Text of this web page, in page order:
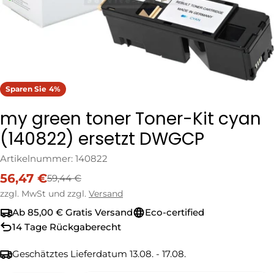
Sparen Sie 4%
my green toner Toner-Kit cyan
(140822) ersetzt DWGCP
Artikelnummer: 140822
Verkaufspreis
56,47 €
Regulärer
Preis
59,44 €
zzgl. MwSt und zzgl. Versand
Ab 85,00 € Gratis Versand
Eco-certified
14 Tage Rückgaberecht
Geschätztes Lieferdatum 13.08. - 17.08.